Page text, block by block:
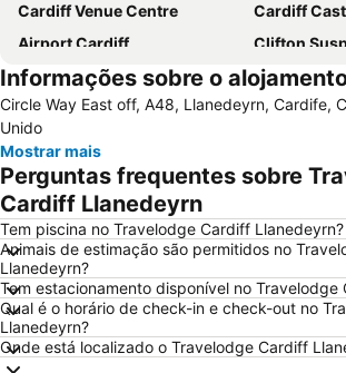
Cardiff Venue Centre
Cardiff
Airport Cardiff
Clifton
Hipódromo de Bristol
Informações sobre o
Circle Way East off, A48, Llanedeyrn, Cardife,
Unido
Mostrar mais
Perguntas frequentes sobre
Cardiff Llanedeyrn
Tem piscina no Travelodge Cardiff Llanedeyrn?
Animais de estimação são permitidos no
Llanedeyrn?
Tem estacionamento disponível no Travelodge
Qual é o horário de check-in e check-out no
Llanedeyrn?
Onde está localizado o Travelodge Cardiff